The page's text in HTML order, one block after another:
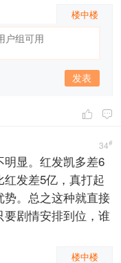
楼中楼
发表
 
34#
显。红发凯多差6
发差5亿，真打起
。总之这种就直接
剧情安排到位，谁
楼中楼